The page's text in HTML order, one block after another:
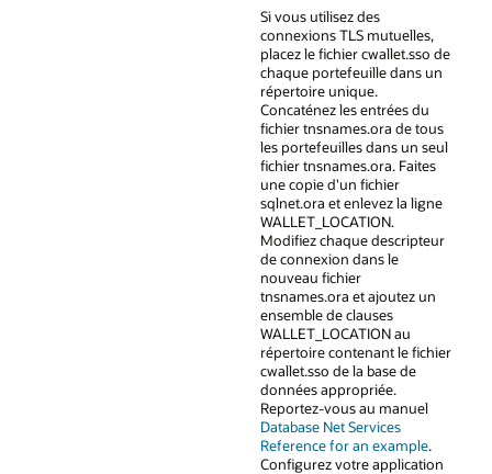
Si vous utilisez des
connexions TLS mutuelles,
placez le fichier cwallet.sso de
chaque portefeuille dans un
répertoire unique.
Concaténez les entrées du
fichier tnsnames.ora de tous
les portefeuilles dans un seul
fichier tnsnames.ora. Faites
une copie d'un fichier
sqlnet.ora et enlevez la ligne
WALLET_LOCATION.
Modifiez chaque descripteur
de connexion dans le
nouveau fichier
tnsnames.ora et ajoutez un
ensemble de clauses
WALLET_LOCATION au
répertoire contenant le fichier
cwallet.sso de la base de
données appropriée.
Reportez-vous au manuel
Database Net Services
Reference for an example.
Configurez votre application